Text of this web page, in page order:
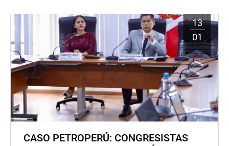
13
01
CASO PETROPERÚ: CONGRESISTAS